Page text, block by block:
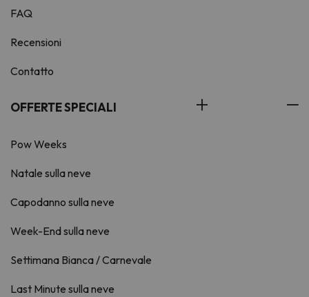
FAQ
Recensioni
Contatto
OFFERTE SPECIALI
Pow Weeks
Natale sulla neve
Capodanno sulla neve
Week-End sulla neve
Settimana Bianca / Carnevale
Last Minute sulla neve